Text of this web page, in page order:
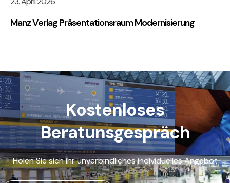
Manz Verlag Präsentationsraum Modernisierung
Kostenloses
Beratunsgespräch
Holen Sie sich ihr unverbindliches individuelles Angebot